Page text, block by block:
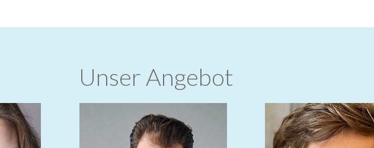
Unser Angebot